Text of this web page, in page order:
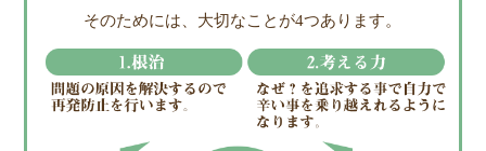
そのためには、大切なことが4つあります。